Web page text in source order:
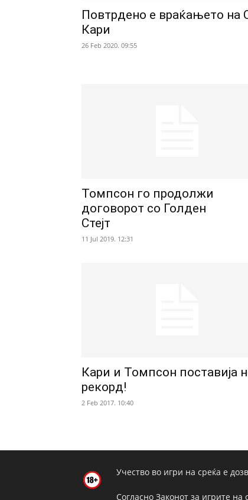
Повтрдено е враќањето на
Кари
26 Feb 2020. 09:55
Томпсон го продолжи
договорот со Голден
Стејт
11 Jul 2019. 12:31
Кари и Томпсон поставија
рекорд!
2 Feb 2017. 10:40
Учество во игри на среќа е
Согласно Законот за игрите